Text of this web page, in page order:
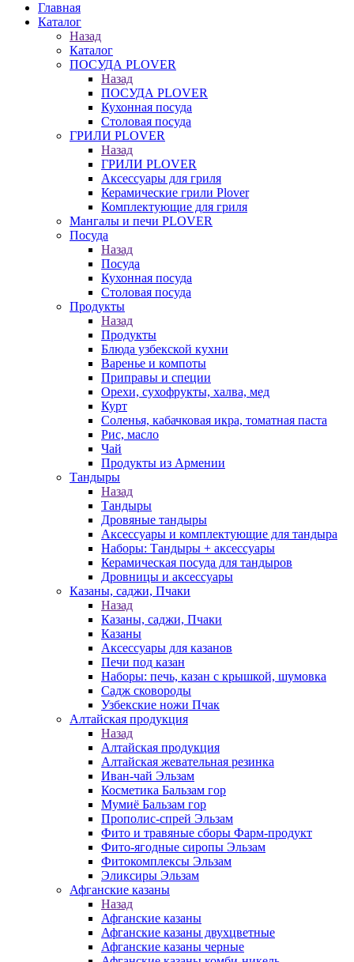
Главная
Каталог
Назад
Каталог
ПОСУДА PLOVER
Назад
ПОСУДА PLOVER
Кухонная посуда
Столовая посуда
ГРИЛИ PLOVER
Назад
ГРИЛИ PLOVER
Аксессуары для гриля
Керамические грили Plover
Комплектующие для гриля
Мангалы и печи PLOVER
Посуда
Назад
Посуда
Кухонная посуда
Столовая посуда
Продукты
Назад
Продукты
Блюда узбекской кухни
Варенье и компоты
Приправы и специи
Орехи, сухофрукты, халва, мед
Курт
Соленья, кабачковая икра, томатная паста
Рис, масло
Чай
Продукты из Армении
Тандыры
Назад
Тандыры
Дровяные тандыры
Аксессуары и комплектующие для тандыра
Наборы: Тандыры + аксессуары
Керамическая посуда для тандыров
Дровницы и аксессуары
Казаны, саджи, Пчаки
Назад
Казаны, саджи, Пчаки
Казаны
Аксессуары для казанов
Печи под казан
Наборы: печь, казан с крышкой, шумовка
Садж сковороды
Узбекские ножи Пчак
Алтайская продукция
Назад
Алтайская продукция
Алтайская жевательная резинка
Иван-чай Эльзам
Косметика Бальзам гор
Мумиё Бальзам гор
Прополис-спрей Эльзам
Фито и травяные сборы Фарм-продукт
Фито-ягодные сиропы Эльзам
Фитокомплексы Эльзам
Эликсиры Эльзам
Афганские казаны
Назад
Афганские казаны
Афганские казаны двухцветные
Афганские казаны черные